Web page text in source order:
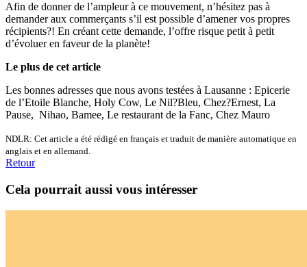
Afin de donner de l’ampleur à ce mouvement, n’hésitez pas à
demander aux commerçants s’il est possible d’amener vos propres
récipients?! En créant cette demande, l’offre risque petit à petit
d’évoluer en faveur de la planète!
Le plus de cet article
Les bonnes adresses que nous avons testées à Lausanne : Epicerie
de l’Etoile Blanche, Holy Cow, Le Nil?Bleu, Chez?Ernest, La
Pause, Nihao, Bamee, Le restaurant de la Fanc, Chez Mauro
NDLR: Cet article a été rédigé en français et traduit de manière automatique en
anglais et en allemand.
Retour
Cela pourrait aussi vous intéresser